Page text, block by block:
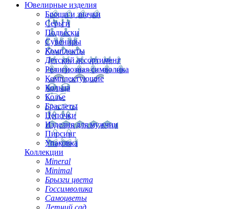
Ювелирные изделия
Броши и значки
Серьги
Подвески
Сувениры
Комплекты
Детский ассортимент
Религиозная символика
Комплектующие
Кольца
Колье
Браслеты
Цепочки
Изделия для мужчин
Пирсинг
Упаковка
Коллекции
Mineral
Minimal
Брызги цвета
Госсимволика
Самоцветы
Летний сад